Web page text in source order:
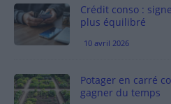
Crédit conso :
plus équilibré
10 avril 2026
Potager en carré
gagner du temps